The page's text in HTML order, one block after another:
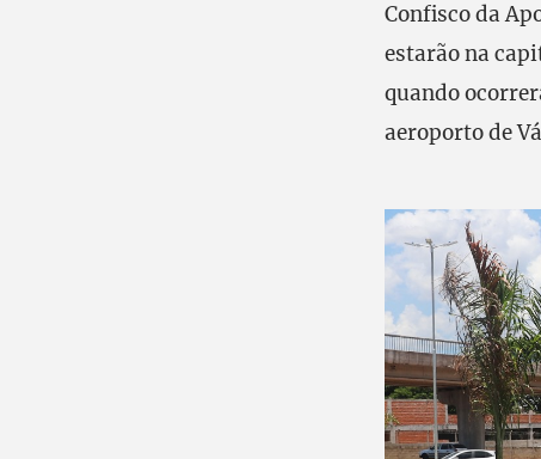
Confisco da
estarão na
quando
aeroporto de